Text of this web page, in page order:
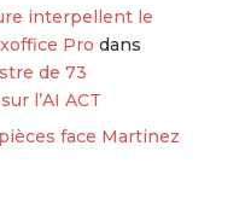
interpellent le
Pro dans
de 73
l’AI ACT
face Martinez